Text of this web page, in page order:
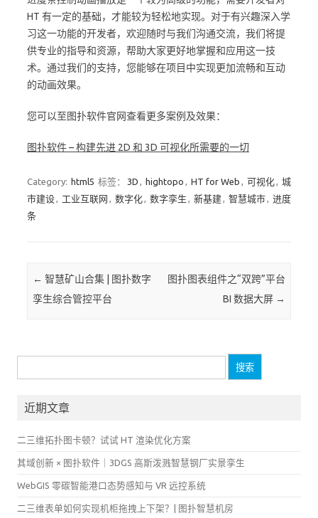
HT 有一定的基础，才能较为轻松地实现。对于有兴趣深入学
习这一功能的开发者，欢迎随时与我们沟通交流，我们将提
供专业的指导和资源，帮助大家更好地掌握和应用这一技
术。通过我们的支持，您能够在项目中实现更加流畅和互动
的动画效果。
您可以至图扑软件官网查看更多案例及效果：
图扑软件 – 构建先进 2D 和 3D 可视化所需要的一切
Category: html5 标签： 3D , hightopo , HT for Web , 可视化, 城
市建设, 工业互联网 , 数字化, 数字孪生 , 新基建, 智慧城市, 进度
条
Post navigation
← 智慧矿山合集 | 图扑数字
孪生综合管控平台
图扑图表组件之“双跨”平台
BI 数据大屏 →
索：
近期文章
二三维拓扑图卡顿？试试 HT 渲染优化方案
其域创新 × 图扑软件｜3DGS 高斯泼溅智慧钢厂实景孪生
WebGIS 零碳智能港口态势感知与 VR 远控系统
二三维表单如何实现机柜拖拽上下架？| 图扑智慧机房